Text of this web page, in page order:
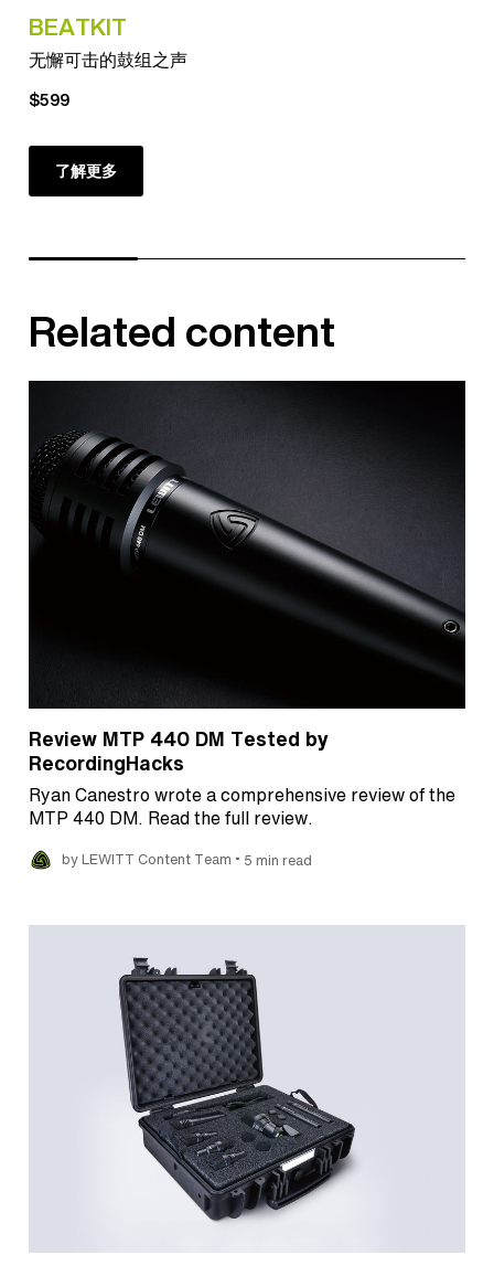
BEATKIT
无懈可击的鼓组之声
$599
了解更多
Related content
Review MTP 440 DM Tested by
RecordingHacks
Ryan Canestro wrote a comprehensive review of the
MTP 440 DM. Read the full review.
by LEWITT Content Team • 5 min read